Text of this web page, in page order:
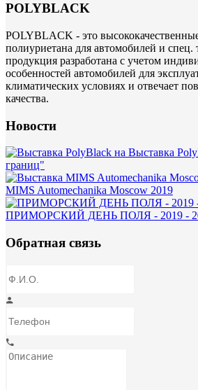
POLYBLACK
POLYBLACK - это
полиуриетана для автомобилей и
продукция разработана с учетом
особенностей автомобилей для
климатических условиях и отвечает
качества.
Новости
Выставка
границ"
MIMS Automechanika Moscow 2019
ПРИМОРСКИЙ ДЕНЬ ПОЛЯ - 2019 -
Обратная связь